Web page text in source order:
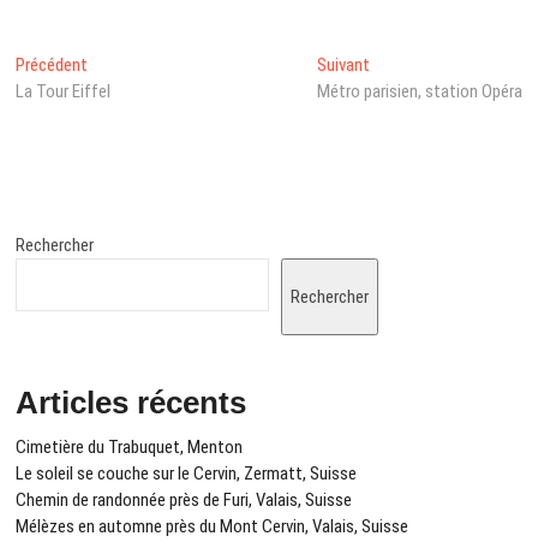
Navigation
de
Précédent
précédent
La Tour Eiffel
SuivantNext
post:
Métro parisien, station Opéra
Rechercher
Rechercher
Articles récents
Cimetière du Trabuquet, Menton
Le soleil se couche sur le Cervin, Zermatt, Suisse
Chemin de randonnée près de Furi, Valais, Suisse
Mélèzes en automne près du Mont Cervin, Valais, Suisse